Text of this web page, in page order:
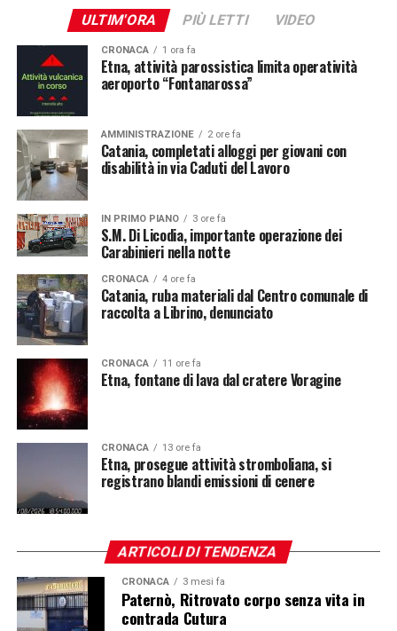
ULTIM'ORA PIÙ LETTI VIDEO
CRONACA 1 ora fa
Etna, attività parossistica limita operatività
aeroporto “Fontanarossa”
AMMINISTRAZIONE 2 ore fa
Catania, completati alloggi per giovani con
disabilità in via Caduti del Lavoro
IN PRIMO PIANO 3 ore fa
S.M. Di Licodia, importante operazione dei
Carabinieri nella notte
CRONACA 4 ore fa
Catania, ruba materiali dal Centro comunale di
raccolta a Librino, denunciato
CRONACA 11 ore fa
Etna, fontane di lava dal cratere Voragine
CRONACA 13 ore fa
Etna, prosegue attività stromboliana, si
registrano blandi emissioni di cenere
ARTICOLI DI TENDENZA
CRONACA 3 mesi fa
Paternò, Ritrovato corpo senza vita in
contrada Cutura